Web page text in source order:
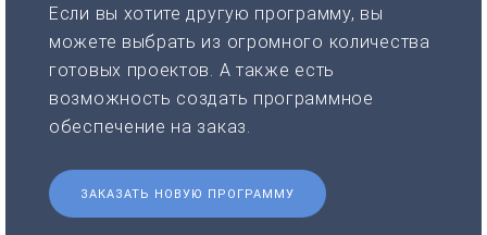
Если вы хотите другую программу, вы
можете выбрать из огромного количества
готовых проектов. А также есть
возможность создать программное
обеспечение на заказ.
ЗАКАЗАТЬ НОВУЮ ПРОГРАММУ